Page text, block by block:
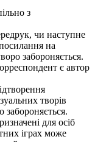
з
чи наступне
на
забороняється.
є автор
творів
забороняється.
для осіб
іграх може